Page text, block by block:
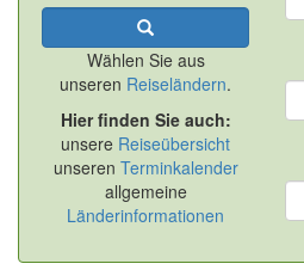
Wählen Sie aus
unseren Reiseländern.
Hier finden Sie auch:
unsere Reiseübersicht
unseren Terminkalender
allgemeine
Länderinformationen